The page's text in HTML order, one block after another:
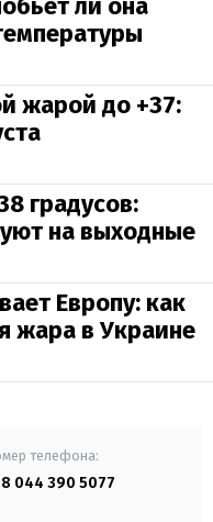
жарой до +37:
градусов:
на выходные
Европу: как
жара в Украине
телефона:
044 390 5077